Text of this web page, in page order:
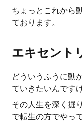
ちょっとこれから
ております。
エキセント
どういうふうに動
ていきたいんですけ
その人生を深く掘
で転生の方でやっ